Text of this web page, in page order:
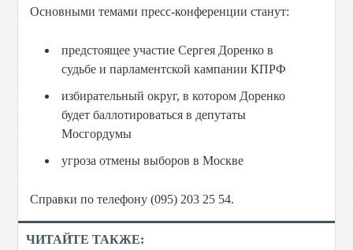
Основными темами пресс-конференции станут:
предстоящее участие Сергея Доренко в
судьбе и парламентской кампании КПРФ
избирательный округ, в котором Доренко
будет баллотироваться в депутаты
Мосгордумы
угроза отмены выборов в Москве
Справки по телефону (095) 203 25 54.
ЧИТАЙТЕ ТАКЖЕ: